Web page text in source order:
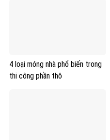
4 loại móng nhà phổ biến trong
thi công phần thô